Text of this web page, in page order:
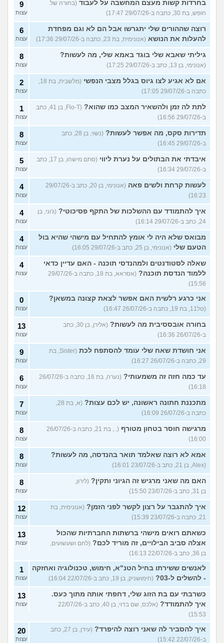
בחרדות קשות מעצם המחשבה על לעבוד (בחורה של
חופש, בת 30, כתבה ב-29/07/26 17:47)
9
עצות
רוצה שההורים שלי יתגרשו אבל הם לא וגם מפחדת
להעלות את הנושא (אנונימית, בת 23, כתבה ב-29/07/26 17:36)
6
עצות
גיליתי שאבא שלי בוגד באמא שלי, מה לעשות?
(אנונימי, בן 13, כתב ב-29/07/26 17:25)
8
עצות
אם לא אגיע לצו גיוס בגלל מצבי הנפשי
(מלשבית, בת 18,
כתבה ב-29/07/26 17:05)
2
עצות
לתת לה זמן ולהשאיר המצב כמו שהוא?
(Flo-T, בן 41, כתב
ב-29/07/26 16:56)
1
עצות
תדירות סקס, מה אפשר לעשות?
(נשוי, בן 28, כתב
ב-29/07/26 16:45)
8
עצות
איבדתי את הבתולים על נערת ליווי
(סתם מישהו, בן 17, כתב
ב-29/07/26 16:34)
5
עצות
לעשות קרחת ולשים פאה
(אנונימי, בן 20, כתב ב-29/07/26
16:23)
4
עצות
איך להתמודד עם ההשלכות של התקף פסיכוטי? (ג'וני, בן
24, כתב ב-29/07/26 16:14)
4
עצות
מבואס שלא היה לי אומץ להתחיל עם מישהי שהיא בול
הטעם שלי (אנונימי, בן 25, כתב ב-29/07/26 16:05)
4
עצות
שאלה לסטודנטים ולמהנדסי תוכנה - האם עדיין כדאי
ללמוד הנדסת תוכנה?
(אסראא, בת 18, כתבה ב-29/07/26
15:56)
4
עצות
אני כרגע רלשית האם אפשר לצאת קצונה במשאן?
(טל11, בת 19, כתבה ב-26/07/26 16:47)
0
עצות
בחורה אובססיבית מה לעשות?
(אלירן, בן 30, כתב
ב-26/07/26 16:36)
13
עצות
אני חושדת שאח שלי עומד להסתפח לכת
(Sister, בת
29, כתבה ב-26/07/26 16:27)
9
עצות
עד כמה חזה זה משמעותי?
(נערה, בת 16, כתבה ב-26/07/26
16:18)
6
עצות
מתכננת חתונה ראשונה, יש לכם עצות?
(א, בת 28,
כתבה ב-26/07/26 16:09)
7
עצות
מרגישה חוסר בטחון מטורף
(.., בת 21, כתבה ב-26/07/26
16:00)
8
עצות
אמא לא רוצה שאלמד תואר בהנדסה, מה לעשות?
(Alex, בן 21, כתב ב-23/07/26 16:01)
8
עצות
האם מה שאני מרגיש זה הגיוני ותקין? (לירון,
בן 31, כתב ב-23/07/26 15:50)
8
עצות
איך להתגבר על רצון לקשר לפני הזמן? (אנונימית, בת
21, כתבה ב-23/07/26 15:39)
12
עצות
כשאתם רואים מישהי ברשתות החברתיות שהכול
אצלה סביב הבילויים, זה מוריד לכם? (לחם ושעשועים,
בן 36, כתב ב-22/07/26 16:13)
13
עצות
לאנשים ששירתו בחיל הטנ"א, חימוש, טכנולוגיה ואחזקה
- להשלים ל-03?
(חימושניק, בן 19, כתב ב-22/07/26 16:04)
1
עצות
כשרבתי עם בת הזוג שלי, דחפתי אותה מתוך כעס.
איך להתמודד?
(אלכס, שם בדוי, בן 40, כתב ב-22/07/26
15:53)
13
עצות
איך להסביר לה שאני רוצה להיפרד?
(עידן, בן 27, כתב
ב-22/07/26 15:42)
20
עצות